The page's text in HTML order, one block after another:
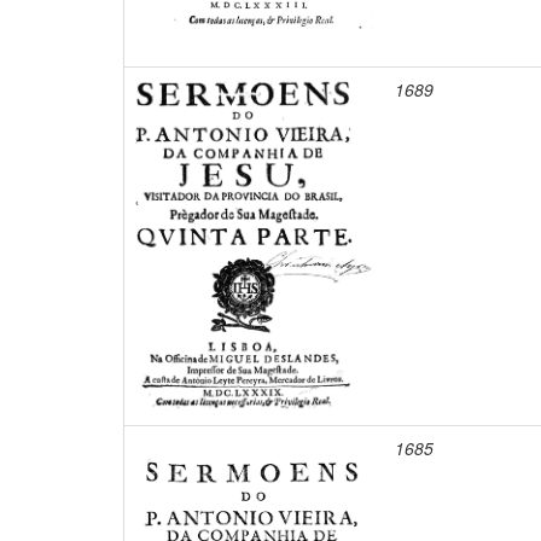
1689
1685